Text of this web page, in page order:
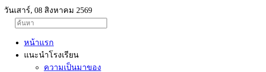
วันเสาร์, 08 สิงหาคม 2569
หน้าแรก
แนะนำโรงเรียน
ความเป็นมาของ